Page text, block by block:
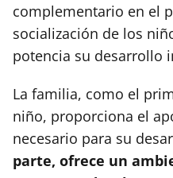
complementario en el
socialización de los
potencia su desarrollo
La familia, como el
niño, proporciona el
necesario para su
parte, ofrece un